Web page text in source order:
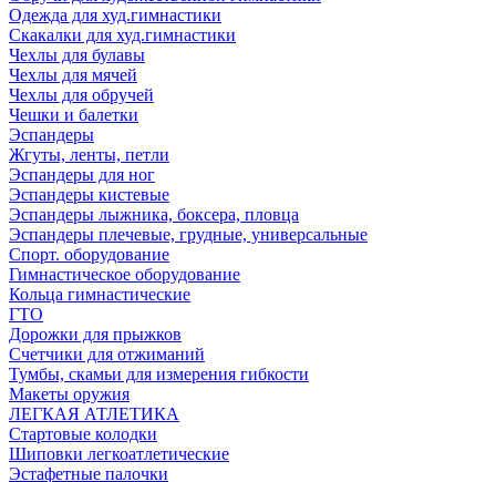
Одежда для худ.гимнастики
Скакалки для худ.гимнастики
Чехлы для булавы
Чехлы для мячей
Чехлы для обручей
Чешки и балетки
Эспандеры
Жгуты, ленты, петли
Эспандеры для ног
Эспандеры кистевые
Эспандеры лыжника, боксера, пловца
Эспандеры плечевые, грудные, универсальные
Спорт. оборудование
Гимнастическое оборудование
Кольца гимнастические
ГТО
Дорожки для прыжков
Счетчики для отжиманий
Тумбы, скамьи для измерения гибкости
Макеты оружия
ЛЕГКАЯ АТЛЕТИКА
Стартовые колодки
Шиповки легкоатлетические
Эстафетные палочки